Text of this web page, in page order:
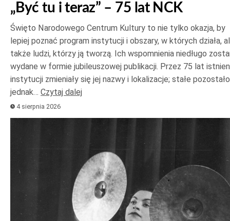
„Być tu i teraz” – 75 lat NCK
Święto Narodowego Centrum Kultury to nie tylko okazja, by
lepiej poznać program instytucji i obszary, w których działa,
także ludzi, którzy ją tworzą. Ich wspomnienia niedługo
wydane w formie jubileuszowej publikacji. Przez 75 lat
instytucji zmieniały się jej nazwy i lokalizacje; stałe pozostało
jednak… Czytaj dalej
4 sierpnia 2026